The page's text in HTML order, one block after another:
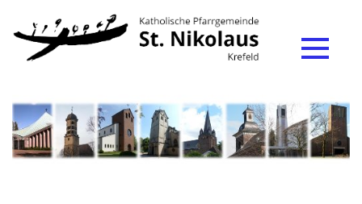
Zum Inhalt springen